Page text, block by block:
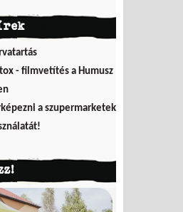
- filmvetítés a Humusz
a szupermarketek